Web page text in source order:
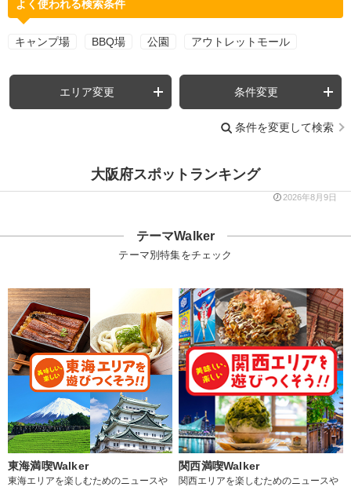
よく使われる検索条件
キャンプ場 BBQ場 公園 アウトレットモール
エリア変更 条件変更
条件を変更して検索
大阪府スポットランキング
2026年8月9日
テーマWalker
テーマ別特集をチェック
東海満喫Walker
東海エリアを楽しむためのニュースや
関西満喫Walker
関西エリアを楽しむためのニュースや